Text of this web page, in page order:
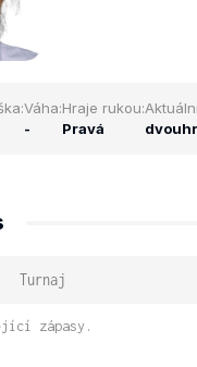
Váha:
-
Hraje rukou:
Pravá
Turnaj
zápasy.